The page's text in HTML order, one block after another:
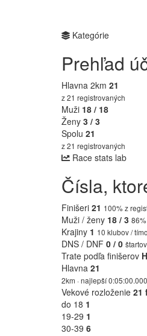
Kategórie
Prehľad
Hlavna 2km 21
z 21 registrovaných
Muži 18 / 18
Ženy 3 / 3
Spolu 21
z 21 registrovaných
Race stats lab
Čísla,
Finišeri 21 100% z
Muži / ženy 18 / 3
Krajiny 1 10 klubov /
DNS / DNF 0 / 0
Trate podľa finišerov
Hlavna 21
2km · najlepší 0:05:00.000
Vekové rozloženie 21
do 18 1
19-29 1
30-39 6